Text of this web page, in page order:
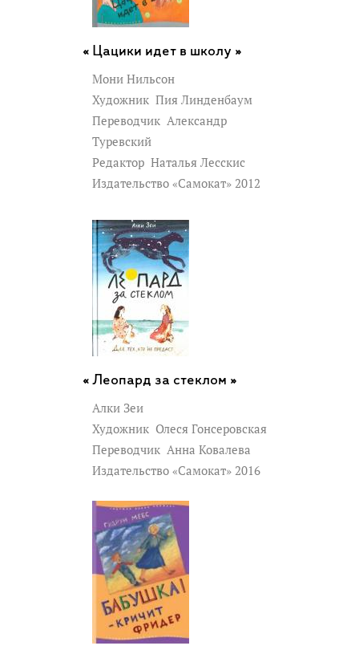
Цацики идет в школу »
Мони Нильсон
Художник Пия Линденбаум
Переводчик Александр
Туревский
Редактор Наталья Лесскис
Издательство «Самокат» 2012
Леопард за стеклом »
Алки Зеи
Художник Олеся Гонсеровская
Переводчик Анна Ковалева
Издательство «Самокат» 2016